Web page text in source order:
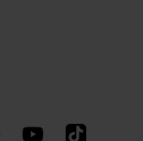
PinterestYouTube TikTok